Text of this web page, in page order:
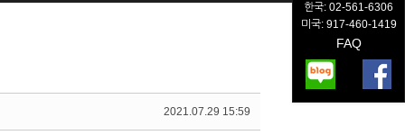
2021.07.29 15:59
한국: 02-561-6306
미국: 917-460-1419
FAQ